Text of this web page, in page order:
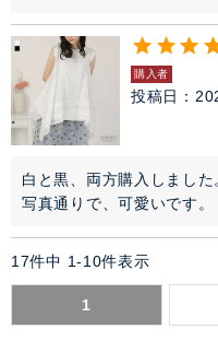
購入者
投稿日
白と黒、両方購入しました
写真通りで、可愛いです。
17件中 1-10件表示
1